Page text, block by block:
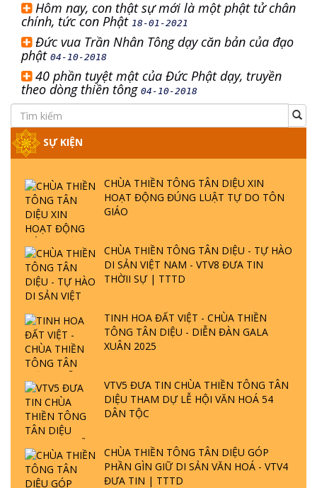
Hôm nay, con thật sự mới là một phật tử chân
chính, tức con Phật 18-01-2021
Đức vua Trần Nhân Tông dạy căn bản của đạo
phật 04-10-2018
40 phần tuyệt mật của Đức Phật dạy, truyền
theo dòng thiền tông 04-10-2018
SỰ KIỆN
CHÙA THIỀN TÔNG TÂN DIỆU XIN
HOẠT ĐỘNG ĐÚNG LUẬT TỰ DO TÔN
GIÁO
CHÙA THIỀN TÔNG TÂN DIỆU - TỰ HÀO
DI SẢN VIỆT NAM - VTV8 ĐƯA TIN
THỜII SỰ | TTTD
TINH HOA ĐẤT VIỆT - CHÙA THIỀN
TÔNG TÂN DIỆU - DIỄN ĐÀN GALA
XUÂN 2025
VTV5 ĐƯA TIN CHÙA THIỀN TÔNG TÂN
DIỆU THAM DỰ LỄ HỘI VĂN HOÁ 54
DÂN TỘC
CHÙA THIỀN TÔNG TÂN DIỆU GÓP
PHẦN GÌN GIỮ DI SẢN VĂN HOÁ - VTV4
ĐƯA TIN | TTTD